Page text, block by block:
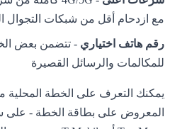
مع ازدحام أقل من شبكات التجوال
رقم هاتف اختياري - تتضمن بعض
للمكالمات والرسائل القصيرة
يمكنك التعرف على الخطة المحلية